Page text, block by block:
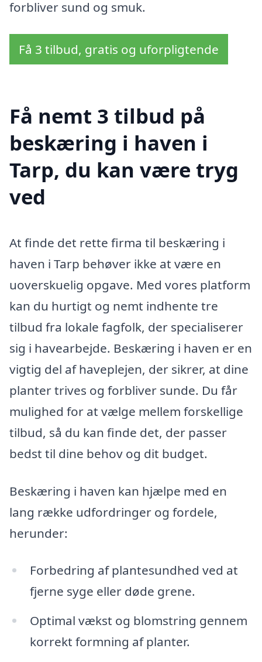
forbliver sund og smuk.
Få 3 tilbud, gratis og uforpligtende
Få nemt 3 tilbud på
beskæring i haven i
Tarp, du kan være tryg
ved
At finde det rette firma til beskæring i
haven i Tarp behøver ikke at være en
uoverskuelig opgave. Med vores platform
kan du hurtigt og nemt indhente tre
tilbud fra lokale fagfolk, der specialiserer
sig i havearbejde. Beskæring i haven er en
vigtig del af haveplejen, der sikrer, at dine
planter trives og forbliver sunde. Du får
mulighed for at vælge mellem forskellige
tilbud, så du kan finde det, der passer
bedst til dine behov og dit budget.
Beskæring i haven kan hjælpe med en
lang række udfordringer og fordele,
herunder:
Forbedring af plantesundhed ved at
fjerne syge eller døde grene.
Optimal vækst og blomstring gennem
korrekt formning af planter.